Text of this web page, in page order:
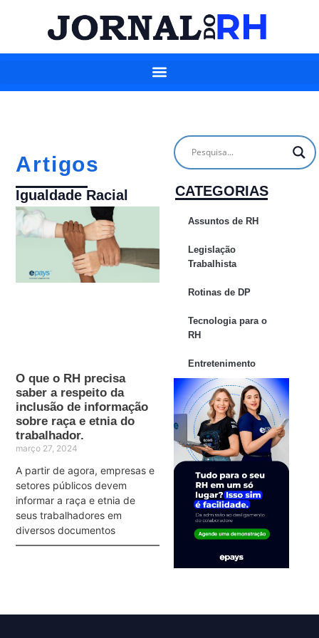
Artigos
Igualdade Racial
O que o RH precisa
saber a respeito da
inclusão de informação
sobre raça e etnia do
trabalhador.
março 27, 2024
A partir de agora, empresas e
setores públicos devem
informar a raça e etnia de
seus trabalhadores em
diversos documentos
CATEGORIAS
Assuntos de RH
Legislação
Trabalhista
Rotinas de DP
Tecnologia para o
RH
Entretenimento